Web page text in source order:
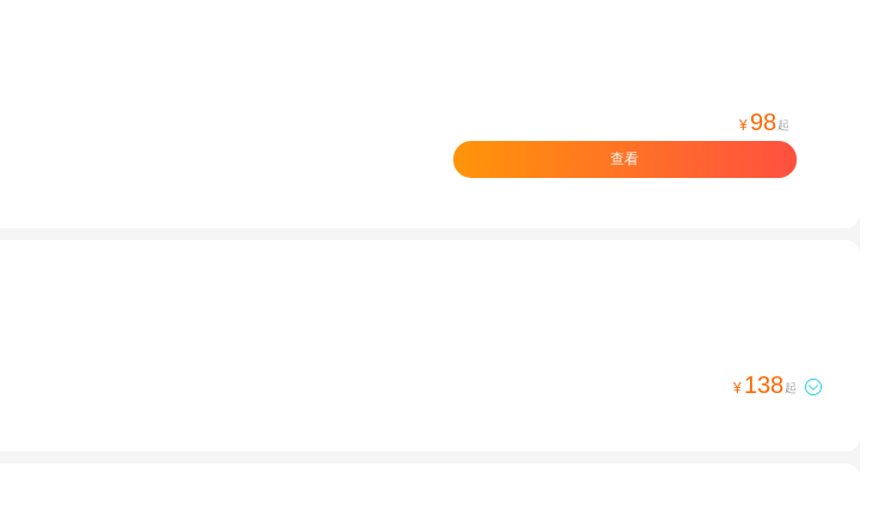
¥ 98 起
查看
¥ 138起 